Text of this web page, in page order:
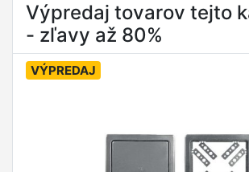
Výpredaj tovarov tejto
- zľavy až 80%
VÝPREDAJ